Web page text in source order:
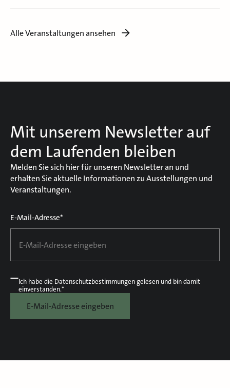
Alle Veranstaltungen ansehen
Mit unserem Newsletter auf
dem Laufenden bleiben
Melden Sie sich hier für unseren Newsletter an und
erhalten Sie aktuelle Informationen zu Ausstellungen und
Veranstaltungen.
E-Mail-Adresse*
Ich habe die Datenschutzbestimmungengelesen und bin damit
einverstanden.*
E-Mail-Adresse eingeben